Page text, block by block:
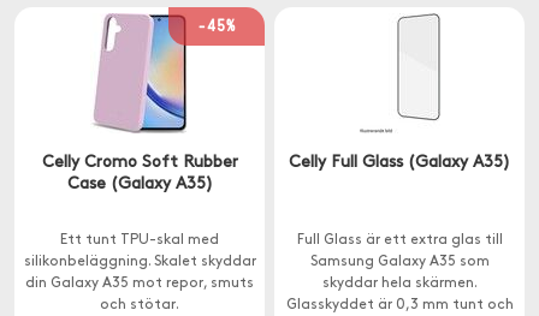
-45%
Celly Cromo Soft Rubber
Case (Galaxy A35)
Ett tunt TPU-skal med
silikonbeläggning. Skalet skyddar
din Galaxy A35 mot repor, smuts
och stötar.
Celly Full Glass (Galaxy A35)
Full Glass är ett extra glas till
Samsung Galaxy A35 som
skyddar hela skärmen.
Glasskyddet är 0,3 mm tunt och